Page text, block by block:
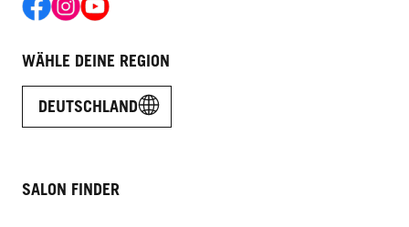
WÄHLE DEINE REGION
DEUTSCHLAND
SALON FINDER